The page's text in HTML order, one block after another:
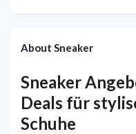
About Sneaker
Sneaker
Deals für
Schuhe